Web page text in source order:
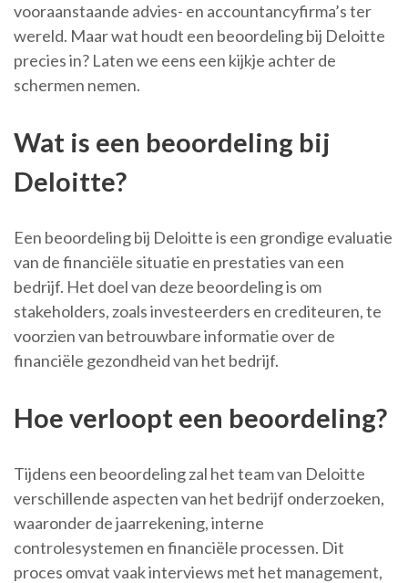
vooraanstaande advies- en accountancyfirma’s ter
wereld. Maar wat houdt een beoordeling bij Deloitte
precies in? Laten we eens een kijkje achter de
schermen nemen.
Wat is een beoordeling bij
Deloitte?
Een beoordeling bij Deloitte is een grondige evaluatie
van de financiële situatie en prestaties van een
bedrijf. Het doel van deze beoordeling is om
stakeholders, zoals investeerders en crediteuren, te
voorzien van betrouwbare informatie over de
financiële gezondheid van het bedrijf.
Hoe verloopt een beoordeling?
Tijdens een beoordeling zal het team van Deloitte
verschillende aspecten van het bedrijf onderzoeken,
waaronder de jaarrekening, interne
controlesystemen en financiële processen. Dit
proces omvat vaak interviews met het management,